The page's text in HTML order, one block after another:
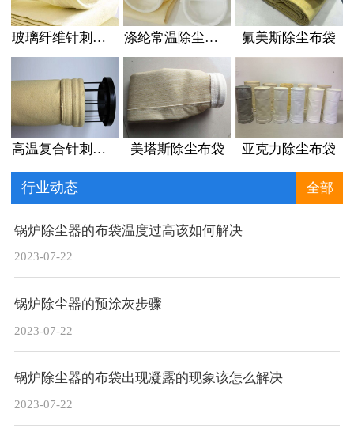
玻璃纤维针刺毡除尘布袋 涤纶常温除尘布袋 氟美斯除尘布袋
高温复合针刺毡除尘布袋 美塔斯除尘布袋 亚克力除尘布袋
行业动态 全部
锅炉除尘器的布袋温度过高该如何解决
2023-07-22
锅炉除尘器的预涂灰步骤
2023-07-22
锅炉除尘器的布袋出现凝露的现象该怎么解决
2023-07-22